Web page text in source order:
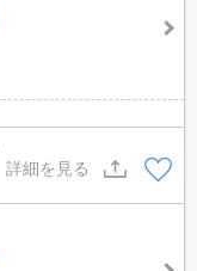
詳細を見る